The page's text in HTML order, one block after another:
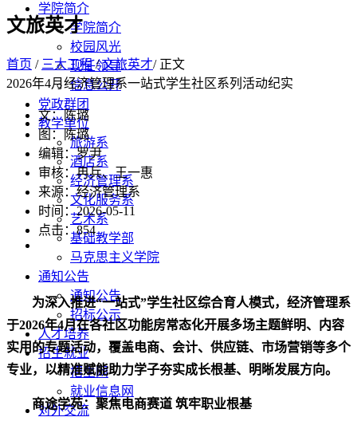
学院简介
学院简介
校园风光
现任领导
信息公开
党政群团
教学单位
旅游系
酒店系
经济管理系
文化服务系
艺术系
基础教学部
马克思主义学院
通知公告
通知公告
招标公示
人才培养
招生就业
招生网
就业信息网
对外交流
文旅英才
首页 / 三大工程/文旅英才/ 正文
2026年4月经济管理系一站式学生社区系列活动纪实
文：陈璐
图：陈璐
编辑：罗尹
审核：冉兵、王一惠
来源：经济管理系
时间：2026-05-11
点击：854
为深入推进“一站式”学生社区综合育人模式， 经济管理系
于2026年4月在各社区功能房常态化开展多场主题鲜明、内容
实用的专题活动，覆盖电商、会计、供应链、市场营销等多个
专业，以精准赋能助力学子夯实成长根基、明晰发展方向。
商途学苑：聚焦电商赛道 筑牢职业根基